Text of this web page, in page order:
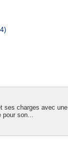
ses charges avec une
pour son...